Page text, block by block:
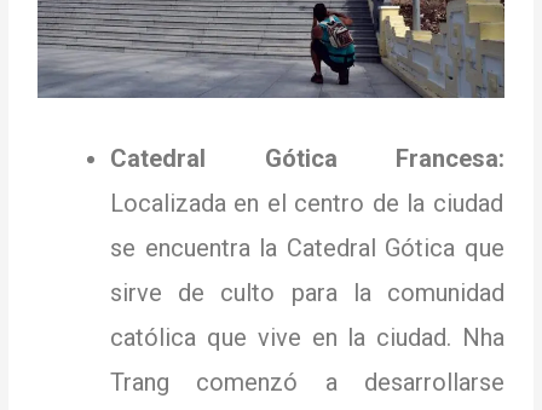
Catedral Gótica Francesa:
Localizada en el centro de la ciudad
se encuentra la Catedral Gótica que
sirve de culto para la comunidad
católica que vive en la ciudad. Nha
Trang comenzó a desarrollarse